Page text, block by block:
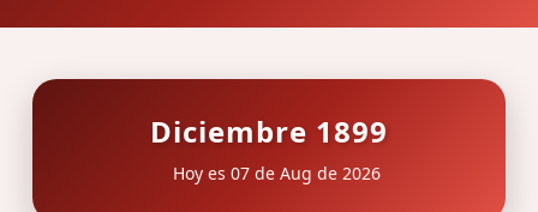
Diciembre 1899
Hoy es 07 de Aug de 2026